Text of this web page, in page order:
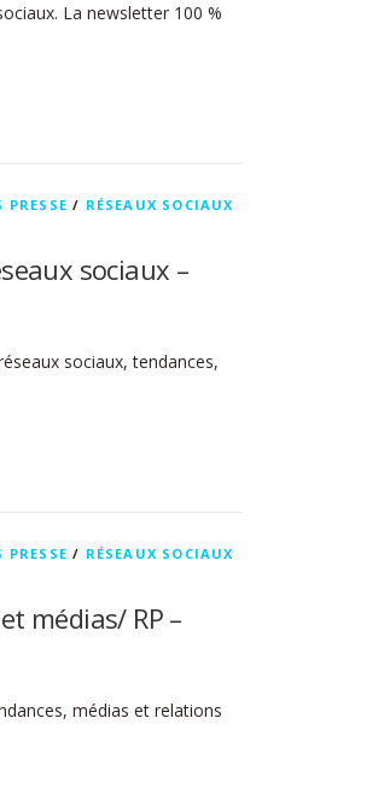
La newsletter 100 %
PRESSE / RÉSEAUX SOCIAUX
sociaux –
sociaux, tendances,
PRESSE / RÉSEAUX SOCIAUX
médias/ RP –
médias et relations